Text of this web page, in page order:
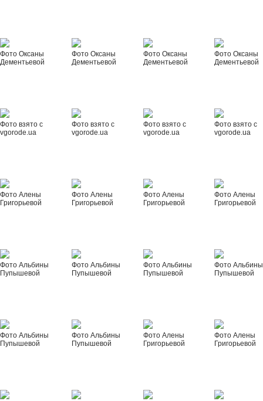
Фото Оксаны
Дементьевой
Фото Оксаны
Дементьевой
Фото Оксаны
Дементьевой
Фото Оксаны
Дементьевой
Фото взято с
vgorode.ua
Фото взято с
vgorode.ua
Фото взято с
vgorode.ua
Фото взято с
vgorode.ua
Фото Алены
Григорьевой
Фото Алены
Григорьевой
Фото Алены
Григорьевой
Фото Алены
Григорьевой
Фото Альбины
Пупышевой
Фото Альбины
Пупышевой
Фото Альбины
Пупышевой
Фото Альбины
Пупышевой
Фото Альбины
Пупышевой
Фото Альбины
Пупышевой
Фото Алены
Григорьевой
Фото Алены
Григорьевой